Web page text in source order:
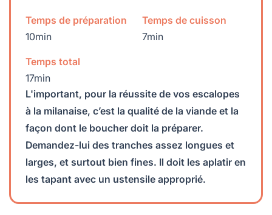
Temps de préparation
10min
Temps de cuisson
7min
Temps total
17min
L'important, pour la réussite de vos escalopes
à la milanaise, c’est la qualité de la viande et la
façon dont le boucher doit la préparer.
Demandez-lui des tranches assez longues et
larges, et surtout bien fines. Il doit les aplatir en
les tapant avec un ustensile approprié.